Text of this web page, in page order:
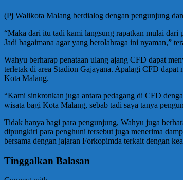
(Pj Walikota Malang berdialog dengan pengunjung
“Maka dari itu tadi kami langsung rapatkan mulai dari
Jadi bagaimana agar yang berolahraga ini nyaman,”
Wahyu berharap penataan ulang ajang CFD dapat
terletak di area Stadion Gajayana. Apalagi CFD
Kota Malang.
“Kami sinkronkan juga antara pedagang di CFD
wisata bagi Kota Malang, sebab tadi saya tanya
Tidak hanya bagi para pengunjung, Wahyu juga
dipungkiri para penghuni tersebut juga menerima
bersama dengan jajaran Forkopimda terkait dengan
Tinggalkan Balasan